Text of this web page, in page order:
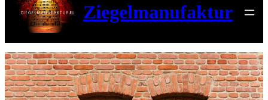
Ziegelmanufaktur